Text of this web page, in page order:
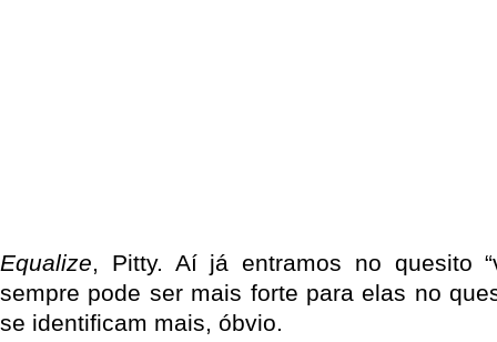
Equalize, Pitty. Aí já entramos no quesito
sempre pode ser mais forte para elas no
se identificam mais, óbvio.